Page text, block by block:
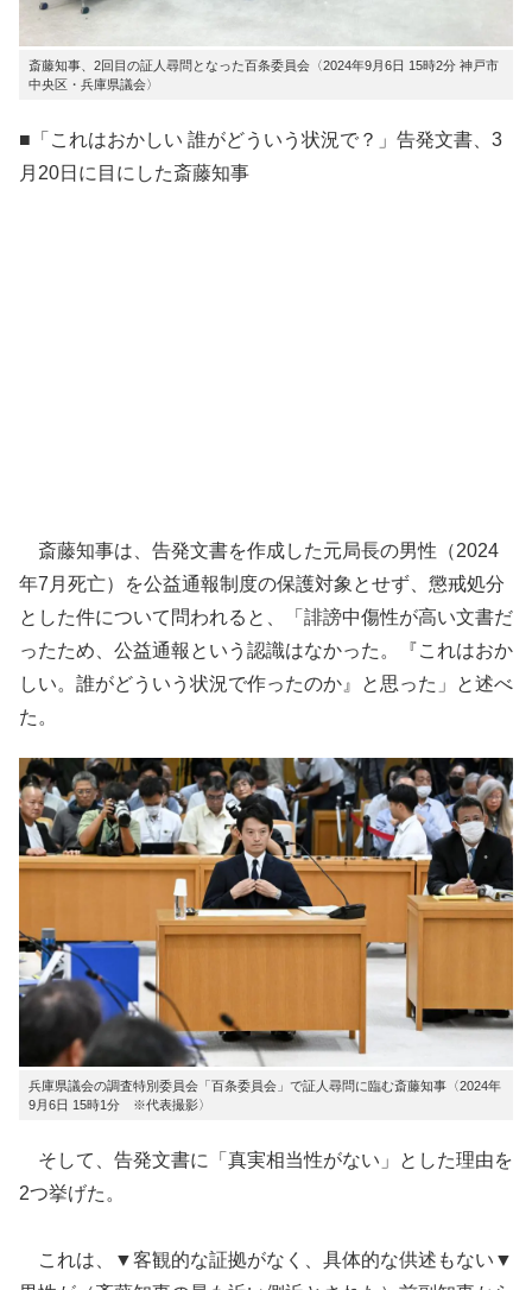
斎藤知事、2回目の証人尋問となった百条委員会〈2024年9月6日 15時2分 神戸市
中央区・兵庫県議会〉
■「これはおかしい 誰がどういう状況で？」告発文書、3
月20日に目にした斎藤知事
斎藤知事は、告発文書を作成した元局長の男性（2024
年7月死亡）を公益通報制度の保護対象とせず、懲戒処分
とした件について問われると、「誹謗中傷性が高い文書だ
ったため、公益通報という認識はなかった。『これはおか
しい。誰がどういう状況で作ったのか』と思った」と述べ
た。
兵庫県議会の調査特別委員会「百条委員会」で証人尋問に臨む斎藤知事〈2024年
9月6日 15時1分 ※代表撮影〉
そして、告発文書に「真実相当性がない」とした理由を
2つ挙げた。
これは、▼客観的な証拠がなく、具体的な供述もない▼